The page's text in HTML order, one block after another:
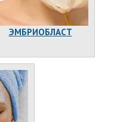
ЭМБРИОБЛАСТ